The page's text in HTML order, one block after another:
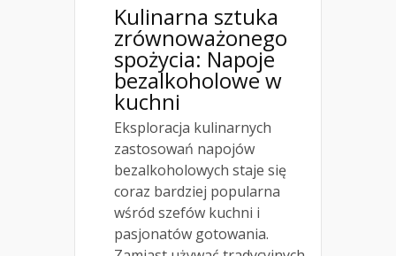
Kulinarna sztuka
zrównoważonego
spożycia: Napoje
bezalkoholowe w
kuchni
Eksploracja kulinarnych
zastosowań napojów
bezalkoholowych staje się
coraz bardziej popularna
wśród szefów kuchni i
pasjonatów gotowania.